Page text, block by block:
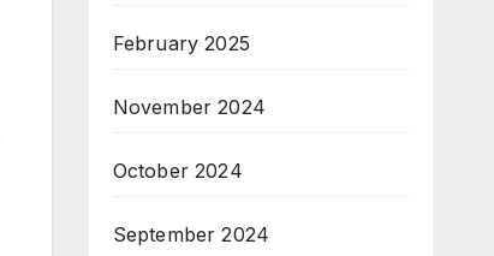
February 2025
November 2024
October 2024
September 2024